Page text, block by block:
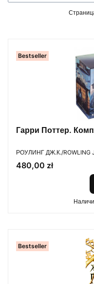
Bestseller
Гарри Поттер.
ПРОИЗВОДИТЕЛЬ
РОУЛИНГ ДЖ.К./ROWLING
Цена
480,00 zł
Bestseller